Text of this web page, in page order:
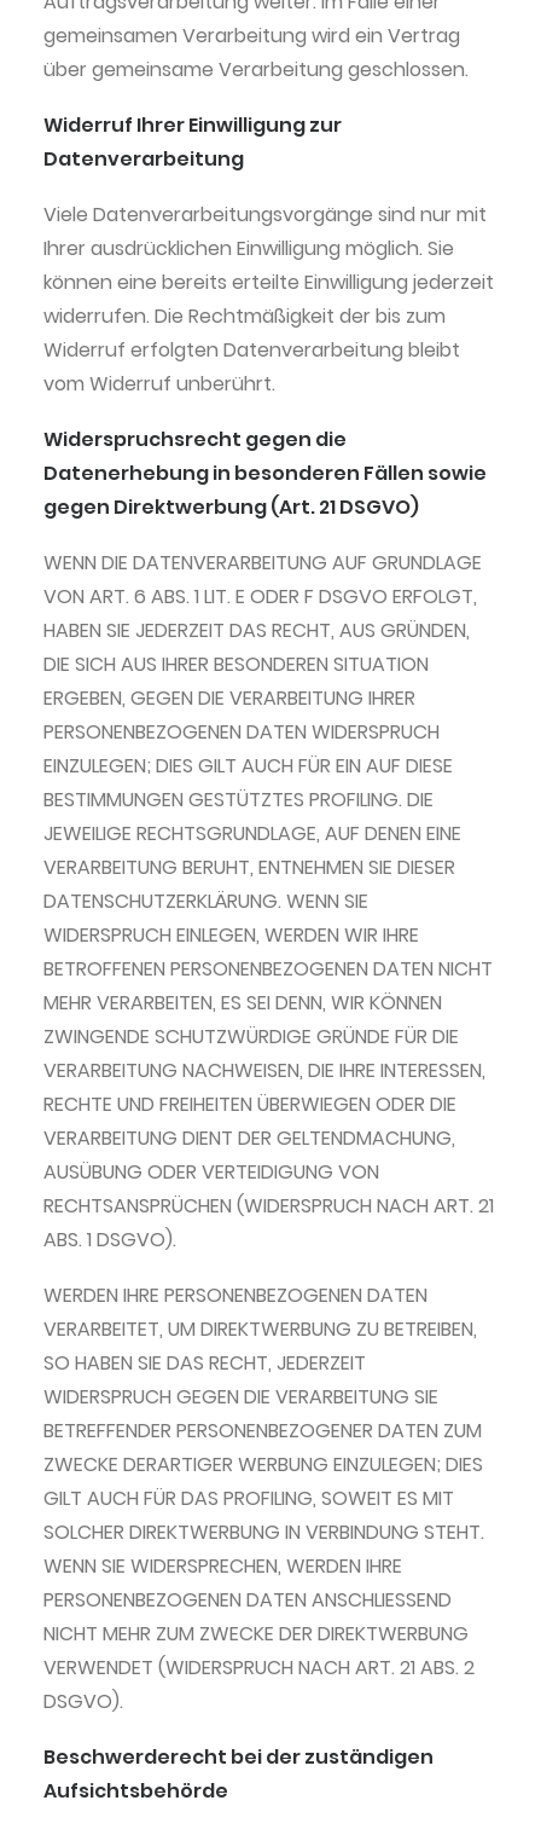
gemeinsamen Verarbeitung wird ein Vertrag
über gemeinsame Verarbeitung geschlossen.
Widerruf Ihrer Einwilligung zur
Datenverarbeitung
Viele Datenverarbeitungsvorgänge sind nur mit
Ihrer ausdrücklichen Einwilligung möglich. Sie
können eine bereits erteilte Einwilligung jederzeit
widerrufen. Die Rechtmäßigkeit der bis zum
Widerruf erfolgten Datenverarbeitung bleibt
vom Widerruf unberührt.
Widerspruchsrecht gegen die
Datenerhebung in besonderen Fällen sowie
gegen Direktwerbung (Art. 21 DSGVO)
WENN DIE DATENVERARBEITUNG AUF GRUNDLAGE
VON ART. 6 ABS. 1 LIT. E ODER F DSGVO ERFOLGT,
HABEN SIE JEDERZEIT DAS RECHT, AUS GRÜNDEN,
DIE SICH AUS IHRER BESONDEREN SITUATION
ERGEBEN, GEGEN DIE VERARBEITUNG IHRER
PERSONENBEZOGENEN DATEN WIDERSPRUCH
EINZULEGEN; DIES GILT AUCH FÜR EIN AUF DIESE
BESTIMMUNGEN GESTÜTZTES PROFILING. DIE
JEWEILIGE RECHTSGRUNDLAGE, AUF DENEN EINE
VERARBEITUNG BERUHT, ENTNEHMEN SIE DIESER
DATENSCHUTZERKLÄRUNG. WENN SIE
WIDERSPRUCH EINLEGEN, WERDEN WIR IHRE
BETROFFENEN PERSONENBEZOGENEN DATEN NICHT
MEHR VERARBEITEN, ES SEI DENN, WIR KÖNNEN
ZWINGENDE SCHUTZWÜRDIGE GRÜNDE FÜR DIE
VERARBEITUNG NACHWEISEN, DIE IHRE INTERESSEN,
RECHTE UND FREIHEITEN ÜBERWIEGEN ODER DIE
VERARBEITUNG DIENT DER GELTENDMACHUNG,
AUSÜBUNG ODER VERTEIDIGUNG VON
RECHTSANSPRÜCHEN (WIDERSPRUCH NACH ART. 21
ABS. 1 DSGVO).
WERDEN IHRE PERSONENBEZOGENEN DATEN
VERARBEITET, UM DIREKTWERBUNG ZU BETREIBEN,
SO HABEN SIE DAS RECHT, JEDERZEIT
WIDERSPRUCH GEGEN DIE VERARBEITUNG SIE
BETREFFENDER PERSONENBEZOGENER DATEN ZUM
ZWECKE DERARTIGER WERBUNG EINZULEGEN; DIES
GILT AUCH FÜR DAS PROFILING, SOWEIT ES MIT
SOLCHER DIREKTWERBUNG IN VERBINDUNG STEHT.
WENN SIE WIDERSPRECHEN, WERDEN IHRE
PERSONENBEZOGENEN DATEN ANSCHLIESSEND
NICHT MEHR ZUM ZWECKE DER DIREKTWERBUNG
VERWENDET (WIDERSPRUCH NACH ART. 21 ABS. 2
DSGVO).
Beschwerde­recht bei der zuständigen
Aufsichts­behörde